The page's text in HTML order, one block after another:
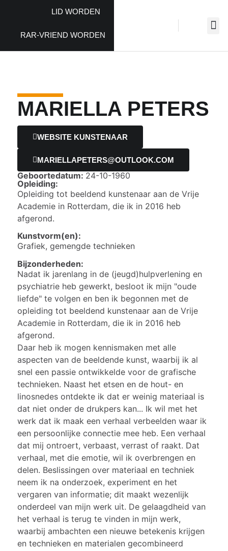
LID WORDEN
RAR-VRIEND WORDEN
MARIELLA PETERS
WEBSITE KUNSTENAAR
MARIELLAPETERS@OUTLOOK.COM
Geboortedatum: 24-10-1960
Opleiding:
Opleiding tot beeldend kunstenaar aan de Vrije
Academie in Rotterdam, die ik in 2016 heb
afgerond.
Kunstvorm(en):
Grafiek, gemengde technieken
Bijzonderheden:
Nadat ik jarenlang in de (jeugd)hulpverlening en
psychiatrie heb gewerkt, besloot ik mijn "oude
liefde" te volgen en ben ik begonnen met de
opleiding tot beeldend kunstenaar aan de Vrije
Academie in Rotterdam, die ik in 2016 heb
afgerond.
Daar heb ik mogen kennismaken met alle
aspecten van de beeldende kunst, waarbij ik al
snel een passie ontwikkelde voor de grafische
technieken. Naast het etsen en de hout- en
linosnedes ontdekte ik dat er weinig materiaal is
dat niet onder de drukpers kan... Ik wil met het
werk dat ik maak een verhaal verbeelden waar ik
een persoonlijke connectie mee heb. Een verhaal
dat mij ontroert, verbaast, verrast of raakt. Dat
verhaal, met die emotie, wil ik overbrengen en
delen. Beslissingen over materiaal en techniek
neem ik na onderzoek, experiment en het
vergaren van informatie; dit maakt wezenlijk
onderdeel van mijn werk uit. De gelaagdheid van
het verhaal is terug te vinden in mijn werk,
waarbij ambachten een nieuwe betekenis krijgen
en technieken en materialen gecombineerd